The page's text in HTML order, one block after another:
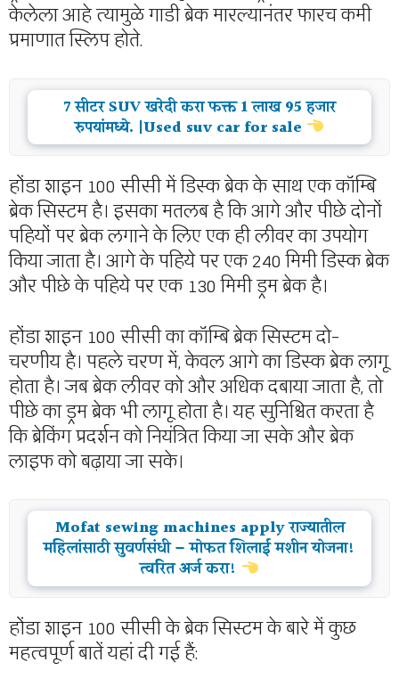
केलेला आहे त्यामुळे गाडी ब्रेक मारल्यानंतर फारच कमी
प्रमाणात स्लिप होते.
7 सीटर SUV खरेदी करा फक्त 1 लाख 95 हजार
रुपयांमध्ये. |Used suv car for sale
होंडा शाइन 100 सीसी में डिस्क ब्रेक के साथ एक कॉम्बि
ब्रेक सिस्टम है। इसका मतलब है कि आगे और पीछे दोनों
पहियों पर ब्रेक लगाने के लिए एक ही लीवर का उपयोग
किया जाता है। आगे के पहिये पर एक 240 मिमी डिस्क ब्रेक
और पीछे के पहिये पर एक 130 मिमी ड्रम ब्रेक है।
होंडा शाइन 100 सीसी का कॉम्बि ब्रेक सिस्टम दो-
चरणीय है। पहले चरण में, केवल आगे का डिस्क ब्रेक लागू
होता है। जब ब्रेक लीवर को और अधिक दबाया जाता है, तो
पीछे का ड्रम ब्रेक भी लागू होता है। यह सुनिश्चित करता है
कि ब्रेकिंग प्रदर्शन को नियंत्रित किया जा सके और ब्रेक
लाइफ को बढ़ाया जा सके।
Mofat sewing machines apply राज्यातील
महिलांसाठी सुवर्णसंधी – मोफत शिलाई मशीन योजना!
त्वरित अर्ज करा!
होंडा शाइन 100 सीसी के ब्रेक सिस्टम के बारे में कुछ
महत्वपूर्ण बातें यहां दी गई हैं: